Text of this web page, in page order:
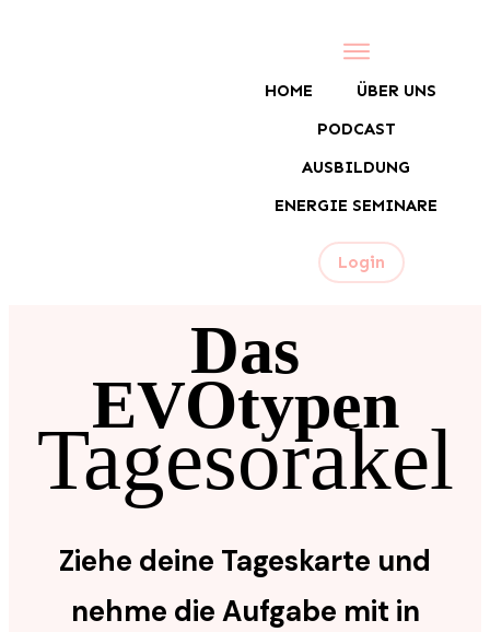
HOME
ÜBER UNS
PODCAST
AUSBILDUNG
ENERGIE SEMINARE
Login
Das
EVOtypen
Tagesorakel
Ziehe deine Tageskarte und
nehme die Aufgabe mit in